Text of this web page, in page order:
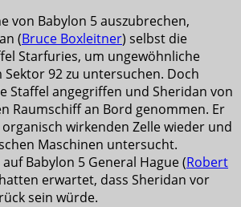
von Babylon 5 auszubrechen,
(Bruce Boxleitner) selbst die
Starfuries, um ungewöhnliche
92 zu untersuchen. Doch
Staffel angegriffen und Sheridan von
Raumschiff an Bord genommen. Er
wirkenden Zelle wieder und
Maschinen untersucht.
Babylon 5 General Hague (Robert
erwartet, dass Sheridan vor
sein würde.